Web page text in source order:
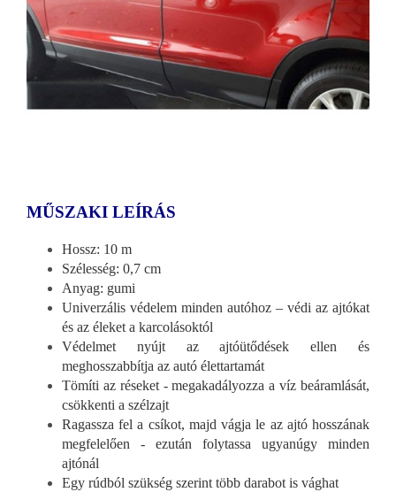
MŰSZAKI LEÍRÁS
Hossz: 10 m
Szélesség: 0,7 cm
Anyag: gumi
Univerzális védelem minden autóhoz – védi az ajtókat
és az éleket a karcolásoktól
Védelmet nyújt az ajtóütődések ellen és
meghosszabbítja az autó élettartamát
Tömíti az réseket - megakadályozza a víz beáramlását,
csökkenti a szélzajt
Ragassza fel a csíkot, majd vágja le az ajtó hosszának
megfelelően - ezután folytassa ugyanúgy minden
ajtónál
Egy rúdból szükség szerint több darabot is vághat